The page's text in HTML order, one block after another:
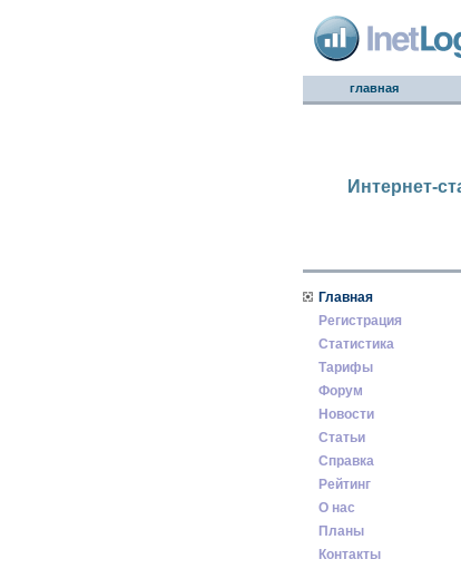
главная
Интернет-
Главная
Регистрация
Статистика
Тарифы
Форум
Новости
Статьи
Справка
Рейтинг
О нас
Планы
Контакты